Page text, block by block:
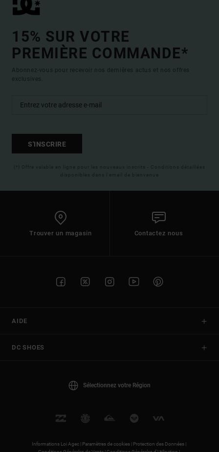
15% SUR VOTRE
PREMIÈRE COMMANDE*
Abonnez-vous pour recevoir nos dernières actus et nos offres
exclusives.
S'INSCRIRE
(*) Offre valable en ligne pour les nouveaux inscrits - Conditions détaillées
disponibles dans l'email de bienvenue
Trouver un magasin Contactez nous
AIDE
DC SHOES
Sélectionnez votre Région
Informations Loi Agec | Paramètres de cookies | Protection des Données |